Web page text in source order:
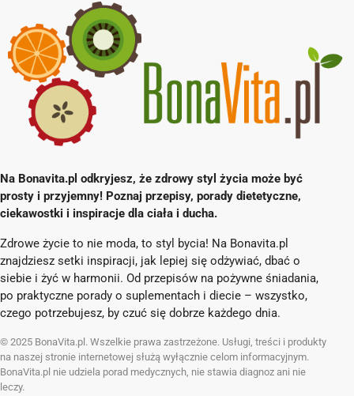
Na Bonavita.pl odkryjesz, że zdrowy styl życia może być
prosty i przyjemny! Poznaj przepisy, porady dietetyczne,
ciekawostki i inspiracje dla ciała i ducha.
Zdrowe życie to nie moda, to styl bycia! Na Bonavita.pl
znajdziesz setki inspiracji, jak lepiej się odżywiać, dbać o
siebie i żyć w harmonii. Od przepisów na pożywne śniadania,
po praktyczne porady o suplementach i diecie – wszystko,
czego potrzebujesz, by czuć się dobrze każdego dnia.
© 2025 BonaVita.pl. Wszelkie prawa zastrzeżone. Usługi, treści i produkty
na naszej stronie internetowej służą wyłącznie celom informacyjnym.
BonaVita.pl nie udziela porad medycznych, nie stawia diagnoz ani nie
leczy.